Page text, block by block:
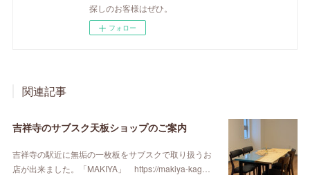
探しのお客様はぜひ。
フォロー
関連記事
吉祥寺のサブスク天板ショップのご案内
吉祥寺の駅近に無垢の一枚板をサブスクで取り扱うお
店が出来ました。「MAKIYA」 https://makiya-kag…